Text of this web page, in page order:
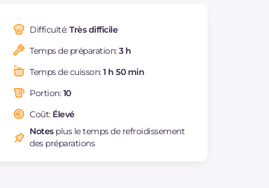
Difficulté:Très difficile
Temps de préparation:3 h
Temps de cuisson:1 h 50 min
Portion:10
Coût: Élevé
Notesplus le temps de refroidissement
des préparations